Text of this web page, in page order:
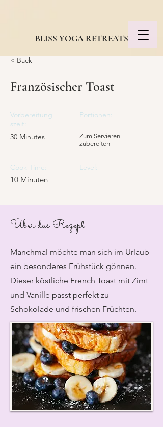
BLISS YOGA RETREATS
< Back
Französischer Toast
Vorbereitung
szeit:
30 Minutes
Cook Time:
10 Minuten
Portionen:
Zum Servieren
zubereiten
Level:
Über das Rezept
Manchmal möchte man sich im Urlaub
ein besonderes Frühstück gönnen.
Dieser köstliche French Toast mit Zimt
und Vanille passt perfekt zu
Schokolade und frischen Früchten.